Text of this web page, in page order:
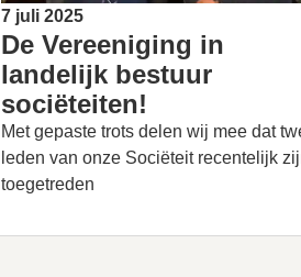
7 juli 2025
De Vereeniging in
landelijk bestuur
sociëteiten!
Met gepaste trots delen wij mee dat
leden van onze Sociëteit recentelijk
toegetreden